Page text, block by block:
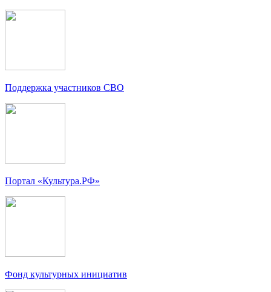
Поддержка участников СВО
Портал «Культура.РФ»
Фонд культурных инициатив